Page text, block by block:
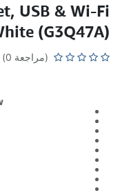
USB & Wi-Fi
(G3Q47A)
(مراجعة 0)